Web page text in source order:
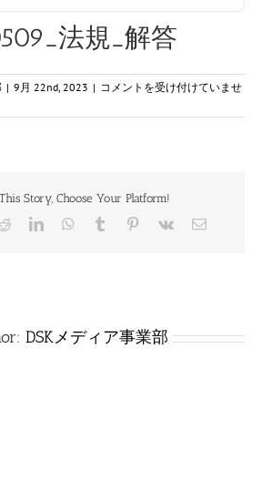
法規_解答
| 9月 22nd, 2023 | 三
通
解
答
は
コメントを受け付けていませ
Story, Choose Your Platform!
RedditLinkedInWhatsApp
Tumblr Pinterest
Vk
電
DSKメディア事業部